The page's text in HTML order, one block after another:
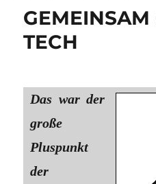
GEMEINSAM
TECH
Das war der
große
Pluspunkt
der